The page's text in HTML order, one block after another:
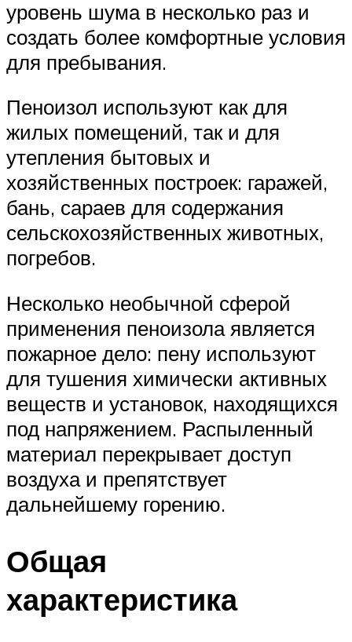
уровень шума в несколько раз и
создать более комфортные условия
для пребывания.
Пеноизол используют как для
жилых помещений, так и для
утепления бытовых и
хозяйственных построек: гаражей,
бань, сараев для содержания
сельскохозяйственных животных,
погребов.
Несколько необычной сферой
применения пеноизола является
пожарное дело: пену используют
для тушения химически активных
веществ и установок, находящихся
под напряжением. Распыленный
материал перекрывает доступ
воздуха и препятствует
дальнейшему горению.
Общая
характеристика